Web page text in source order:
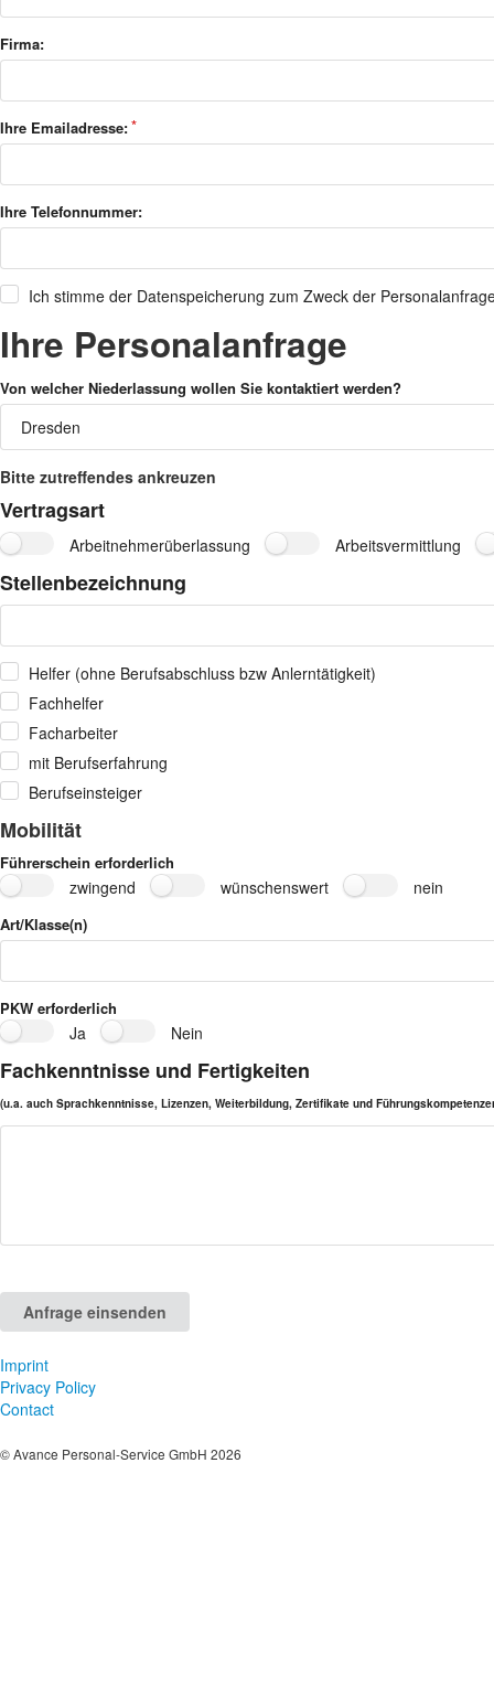
Firma:
Ihre Emailadresse:
Ihre Telefonnummer:
Ich stimme der Datenspeicherung zum Zweck der
Ihre Personalanfrage
Von welcher Niederlassung wollen Sie kontaktiert werden?
Bitte zutreffendes ankreuzen
Vertragsart
Arbeitnehmerüberlassung Arbeitsvermittlung
Stellenbezeichnung
Helfer (ohne Berufsabschluss bzw Anlerntätigkeit)
Fachhelfer
Facharbeiter
mit Berufserfahrung
Berufseinsteiger
Mobilität
Führerschein erforderlich
zwingend wünschenswert nein
Art/Klasse(n)
PKW erforderlich
Ja Nein
Fachkenntnisse und Fertigkeiten
(u.a. auch Sprachkenntnisse, Lizenzen, Weiterbildung, Zertifikate und
Anfrage einsenden
Imprint
Privacy Policy
Contact
© Avance Personal-Service GmbH 2026